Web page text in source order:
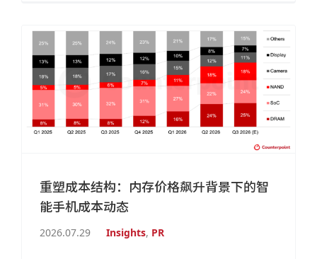
重塑成本结构：内存价格飙升背景下的智
能手机成本动态
2026.07.29 Insights, PR